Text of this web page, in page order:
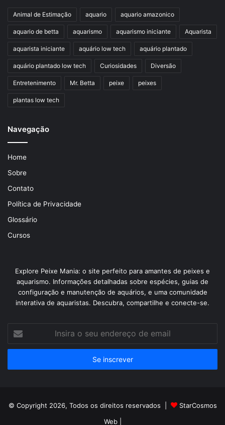
Animal de Estimação aquario aquario amazonico
aquario de betta aquarismo aquarismo iniciante Aquarista
aquarista iniciante aquário low tech aquário plantado
aquário plantado low tech Curiosidades Diversão
Entretenimento Mr. Betta peixe peixes
plantas low tech
Navegação
Home
Sobre
Contato
Política de Privacidade
Glossário
Cursos
Explore Peixe Mania: o site perfeito para amantes de peixes e
aquarismo. Informações detalhadas sobre espécies, guias de
configuração e manutenção de aquários, e uma comunidade
interativa de aquaristas. Descubra, compartilhe e conecte-se.
seu
de
© Copyright 2026, Todos os direitos reservados |
StarCosmos
Web|